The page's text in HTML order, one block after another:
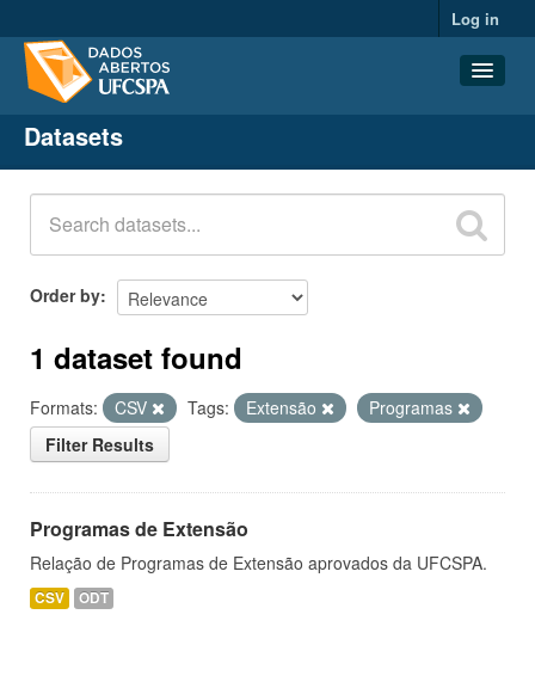
Log in
Datasets
Organizations
Groups
About
Datasets
Order by
1 dataset found
Formats: CSV Tags: Extensão
Programas
Filter Results
Programas de Extensão
Relação de Programas de Extensão aprovados da UFCSPA.
CSV ODT